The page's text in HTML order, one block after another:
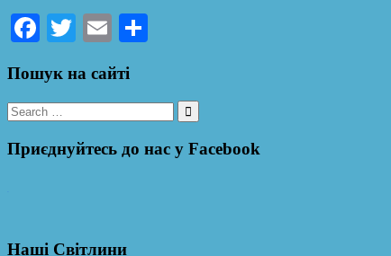
Facebook
TwitterEmail
Пошук на сайті
Search
for:
Приєднуйтесь до нас у Facebook
Наші Світлини